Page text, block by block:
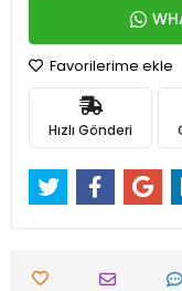
Favorilerime ekle
Hızlı Gönderi